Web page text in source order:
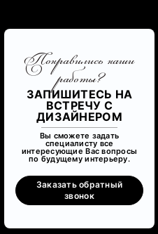
Понравились наши
работы?
ЗАПИШИТЕСЬ НА
ВСТРЕЧУ С
ДИЗАЙНЕРОМ
Вы сможете задать
специалисту все
интересующие Вас вопросы
по будущему интерьеру.
Заказать обратный
звонок